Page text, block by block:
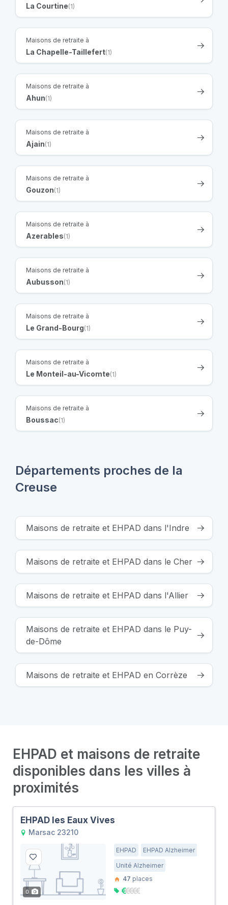
La Courtine(1)
Maisons de retraite à
La Chapelle-Taillefert(1)
Maisons de retraite à
Ahun(1)
Maisons de retraite à
Ajain(1)
Maisons de retraite à
Gouzon(1)
Maisons de retraite à
Azerables(1)
Maisons de retraite à
Aubusson(1)
Maisons de retraite à
Le Grand-Bourg(1)
Maisons de retraite à
Le Monteil-au-Vicomte(1)
Maisons de retraite à
Boussac(1)
Départements proches de la
Creuse
Maisons de retraite et EHPAD dans l'Indre
Maisons de retraite et EHPAD dans le Cher
Maisons de retraite et EHPAD dans l'Allier
Maisons de retraite et EHPAD dans le Puy-
de-Dôme
Maisons de retraite et EHPAD en Corrèze
EHPAD et maisons de retraite
disponibles dans les villes à
proximités
EHPAD les Eaux Vives
Marsac 23210
0
EHPAD
EHPAD Alzheimer
Unité Alzheimer
47 places